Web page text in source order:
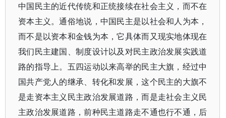
中国民主的近代传统和正统接续在社会主义，而不在
资本主义。通俗地说，中国民主是以社会和人为本，
而不是以资本和金钱为本，它具体而又现实地体现在
我们民主建国、制度设计以及对民主政治发展实践道
路的指导上。五四运动以来高举的民主大旗，经过中
国共产党人的继承、转化和发展，这个民主的大旗不
是走资本主义民主政治发展道路，而是走社会主义民
主政治发展道路，前种民主道路走不通也行不通，后